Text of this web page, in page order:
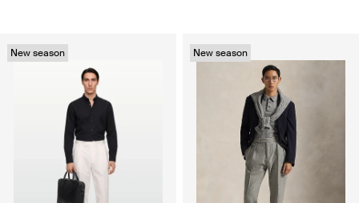
New season New season